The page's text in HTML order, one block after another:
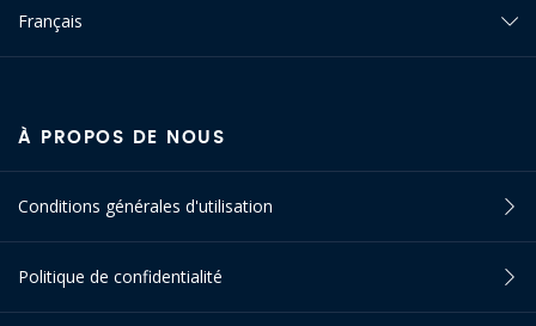
Français
À PROPOS DE NOUS
Conditions générales d'utilisation
Politique de confidentialité